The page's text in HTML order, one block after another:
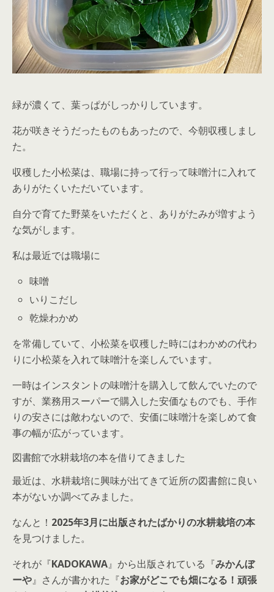
緑が濃くて、葉っぱがしっかりしています。
花が咲きそうだったものもあったので、今朝収穫しまし
た。
収穫した小松菜は、職場に持って行って味噌汁に入れて
ありがたくいただいています。
自分で育てた野菜をいただくと、ありがたみが増すよう
な気がします。
私は最近では職場に
味噌
いりこだし
乾燥わかめ
を常備していて、小松菜を収穫した時にはわかめの代わ
りに小松菜を入れて味噌汁を楽しんでいます。
一時はインスタントの味噌汁を購入して飲んでいたので
すが、業務用スーパーで購入した安価なものでも、手作
りの安さには敵わないので、安価に味噌汁を楽しめて食
事の幅が広がっています。
図書館で水耕栽培の本を借りてきました
最近は、水耕栽培に興味が出てきて近所の図書館に良い
本がないか調べてみました。
なんと！ 2025年3月に出版されたばかりの水耕栽培の本
を見つけました。
それが『KADOKAWA』から出版されている『みかんぼ
ーや』さんが書かれた『お家がどこでも畑になる！頑張